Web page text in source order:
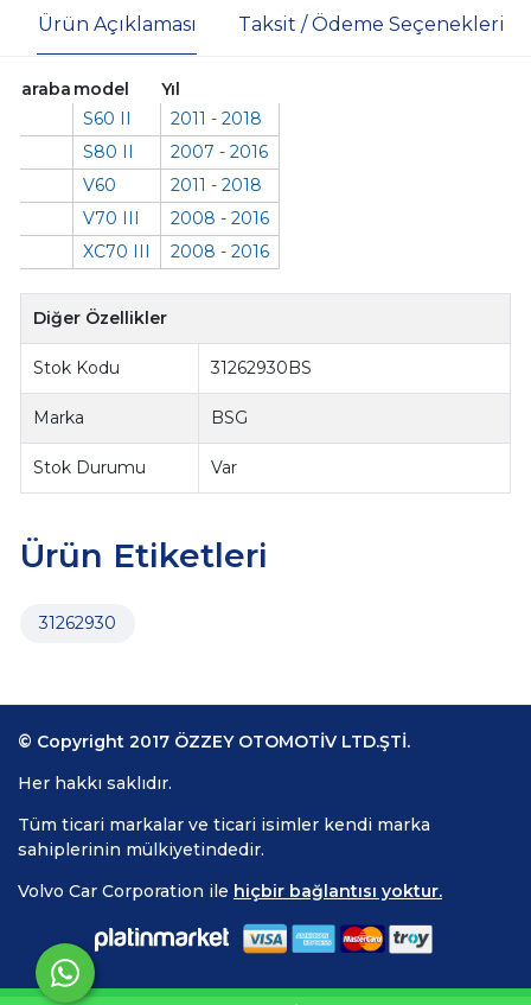
Ürün Açıklaması Taksit / Ödeme Seçenekleri
araba model
Yıl
S60 II
2011 - 2018
S80 II
2007 - 2016
V60
2011 - 2018
V70 III
2008 - 2016
XC70 III
2008 - 2016
Diğer Özellikler
Stok Kodu 31262930BS
Marka BSG
Stok Durumu Var
Ürün Etiketleri
31262930
© Copyright 2017 ÖZZEY OTOMOTİV LTD.ŞTİ.
Her hakkı saklıdır.
Tüm ticari markalar ve ticari isimler kendi marka
sahiplerinin mülkiyetindedir.
Volvo Car Corporation ile hiçbir bağlantısı yoktur.